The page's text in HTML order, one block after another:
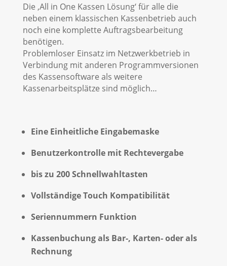
Die ‚All in One Kassen Lösung‘ für alle die
neben einem klassischen Kassenbetrieb auch
noch eine komplette Auftragsbearbeitung
benötigen.
Problemloser Einsatz im Netzwerkbetrieb in
Verbindung mit anderen Programmversionen
des Kassensoftware als weitere
Kassenarbeitsplätze sind möglich…
Eine Einheitliche Eingabemaske
Benutzerkontrolle mit Rechtevergabe
bis zu 200 Schnellwahltasten
Vollständige Touch Kompatibilität
Seriennummern Funktion
Kassenbuchung als Bar-, Karten- oder als
Rechnung